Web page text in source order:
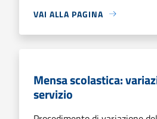
VAI ALLA PAGINA
Mensa scolastica:
servizio